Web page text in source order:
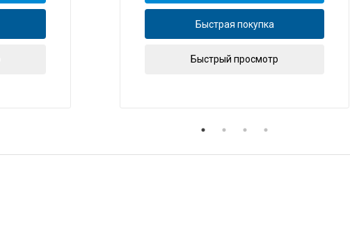
Быстрая покупка
Быстрый просмотр